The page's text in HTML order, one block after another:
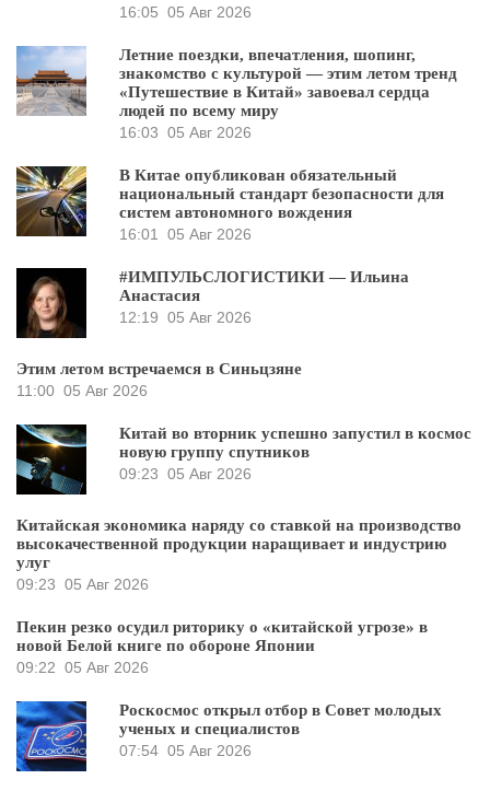
16:05 05 Авг 2026
Летние поездки, впечатления, шопинг,
знакомство с культурой — этим летом тренд
«Путешествие в Китай» завоевал сердца
людей по всему миру
16:03 05 Авг 2026
В Китае опубликован обязательный
национальный стандарт безопасности для
систем автономного вождения
16:01
05 Авг 2026
#ИМПУЛЬСЛОГИСТИКИ — Ильина
Анастасия
12:19 05 Авг 2026
Этим летом встречаемся в Синьцзяне
11:00 05 Авг 2026
Китай во вторник успешно запустил в космос
новую группу спутников
09:23 05 Авг 2026
Китайская экономика наряду со ставкой на производство
высокачественной продукции наращивает и индустрию
улуг
09:23 05 Авг 2026
Пекин резко осудил риторику о «китайской угрозе» в
новой Белой книге по обороне Японии
09:22 05 Авг 2026
Роскосмос открыл отбор в Совет молодых
ученых и специалистов
07:54 05 Авг 2026